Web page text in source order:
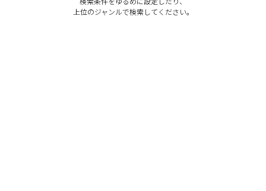
上位のジャンルで検索してください。